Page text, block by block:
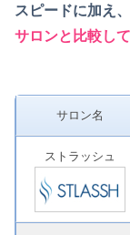
スピードに加え
サロンと比較し
サロン名
ストラッシュ